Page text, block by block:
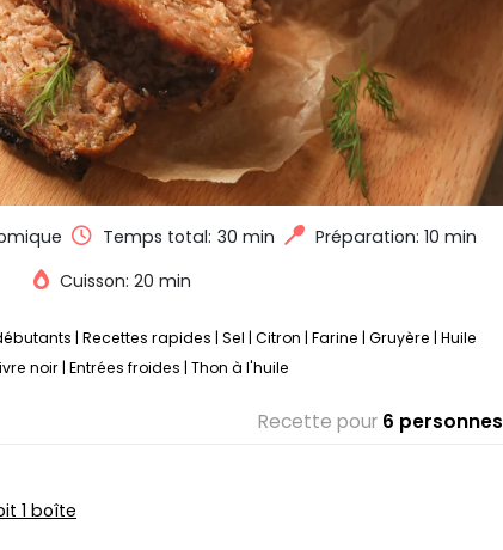
Temps total: 30 min
Préparation: 10 min
Cuisson: 20 min
| Recettes rapides | Sel | Citron | Farine | Gruyère | Huile
noir | Entrées froides | Thon à l'huile
Recette pour 6 personnes
1 boîte